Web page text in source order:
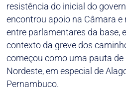
resistência do inicial do
encontrou apoio na Câmara e
entre parlamentares da base,
contexto da greve dos
começou como uma pauta de
Nordeste, em especial de
Pernambuco.